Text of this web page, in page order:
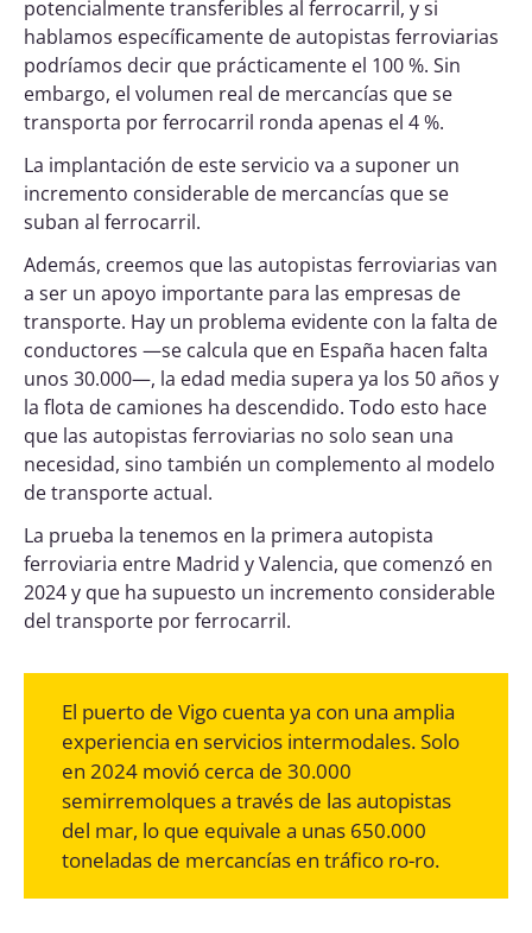
potencialmente transferibles al ferrocarril, y si
hablamos específicamente de autopistas ferroviarias
podríamos decir que prácticamente el 100 %. Sin
embargo, el volumen real de mercancías que se
transporta por ferrocarril ronda apenas el 4 %.
La implantación de este servicio va a suponer un
incremento considerable de mercancías que se
suban al ferrocarril.
Además, creemos que las autopistas ferroviarias van
a ser un apoyo importante para las empresas de
transporte. Hay un problema evidente con la falta de
conductores —se calcula que en España hacen falta
unos 30.000—, la edad media supera ya los 50 años y
la flota de camiones ha descendido. Todo esto hace
que las autopistas ferroviarias no solo sean una
necesidad, sino también un complemento al modelo
de transporte actual.
La prueba la tenemos en la primera autopista
ferroviaria entre Madrid y Valencia, que comenzó en
2024 y que ha supuesto un incremento considerable
del transporte por ferrocarril.
El puerto de Vigo cuenta ya con una amplia
experiencia en servicios intermodales. Solo
en 2024 movió cerca de 30.000
semirremolques a través de las autopistas
del mar, lo que equivale a unas 650.000
toneladas de mercancías en tráfico ro-ro.